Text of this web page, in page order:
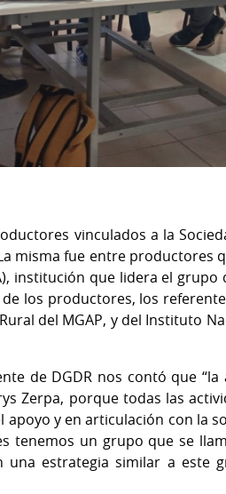
vinculados a la
misma fue entre productores
institución que lidera el
los productores, los
del MGAP, y del Instituto
de DGDR nos contó que
Zerpa, porque todas las
y en articulación con la
tenemos un grupo que se
una estrategia similar a este